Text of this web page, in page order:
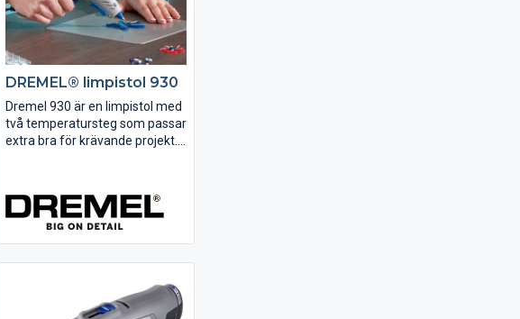
DREMEL® limpistol 930
Dremel 930 är en limpistol med
två temperatursteg som passar
extra bra för krävande projekt.
idealiskt för många kreativa
hobbyprojekt så som
scrapbooking, dekorering,
färglimning på glas etc. Med...